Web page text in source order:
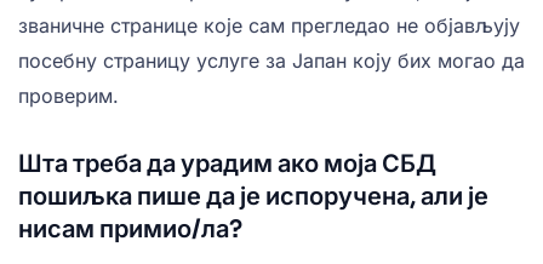
званичне странице које сам прегледао не објављују
посебну страницу услуге за Јапан коју бих могао да
проверим.
Шта треба да урадим ако моја СБД
пошиљка пише да је испоручена, али је
нисам примио/ла?